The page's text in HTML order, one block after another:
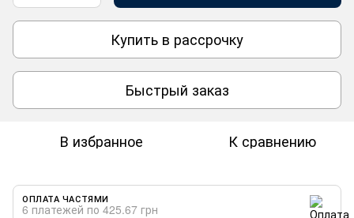
Купить в рассрочку
Быстрый заказ
В избранное К сравнению
ОПЛАТА ЧАСТЯМИ
6 платежей по 425.67 грн